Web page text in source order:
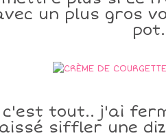
un plus gros
c'est tout.. j'ai
siffler une